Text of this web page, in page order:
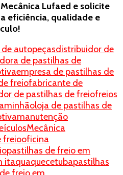
Lufaed e solicite
eficiência, qualidade e
autopeçasdistribuidor de
de pastilhas de
empresa de pastilhas de
freiofabricante de
de pastilhas de freiofreios
loja de pastilhas de
manutenção
Mecânica
freiooficina
pastilhas de freio em
itaquaquecetubapastilhas